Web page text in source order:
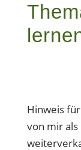
Hinweis
von mir